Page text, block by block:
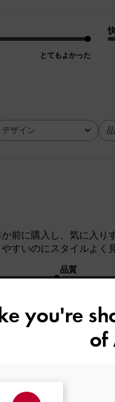
とてもよかった
デザイン
全て
前に購入し、気に入り
すいのにスタイルよ
品質
you're
of